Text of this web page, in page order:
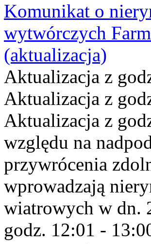
Komunikat o
wytwórczych
(aktualizacja)
Aktualizacja z
Aktualizacja z
Aktualizacja z
względu na
przywrócenia
wprowadzają
wiatrowych w dn.
godz. 12:01 -